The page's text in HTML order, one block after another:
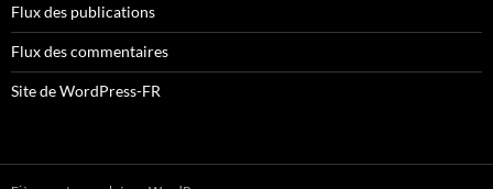
Flux des publications
Flux des commentaires
Site de WordPress-FR